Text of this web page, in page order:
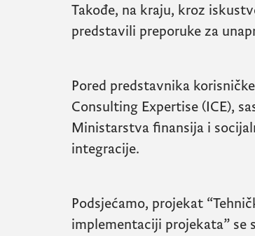
Takođe, na kraju, kroz
predstavili preporuke za
Pored predstavnika
Consulting Expertise (ICE),
Ministarstva finansija i
integracije.
Podsjećamo, projekat
implementaciji projekata” se